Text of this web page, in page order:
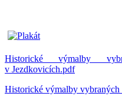
Historické výmalby
v Jezdkovicích.pdf
Historické výmalby vybraných